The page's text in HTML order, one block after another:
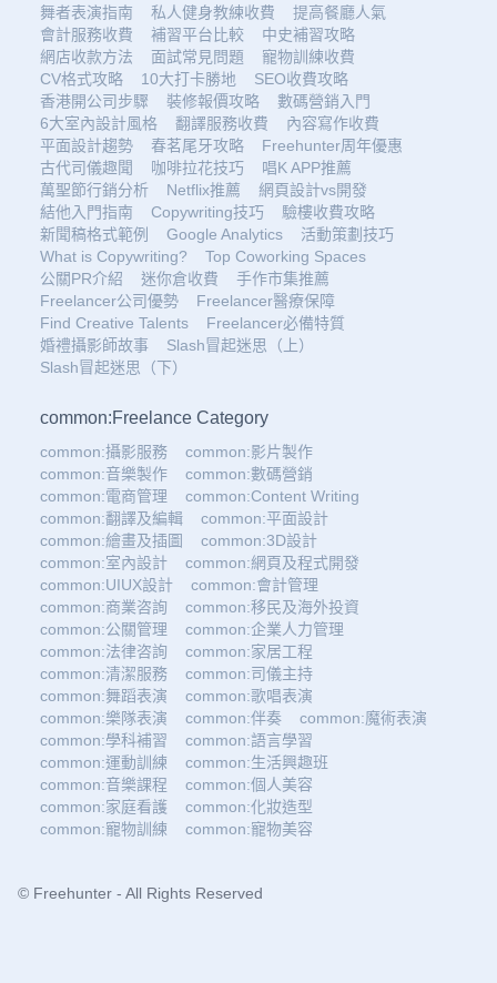
舞者表演指南
私人健身教練收費
提高餐廳人氣
會計服務收費
補習平台比較
中史補習攻略
網店收款方法
面試常見問題
寵物訓練收費
CV格式攻略
10大打卡勝地
SEO收費攻略
香港開公司步驟
裝修報價攻略
數碼營銷入門
6大室內設計風格
翻譯服務收費
內容寫作收費
平面設計趨勢
春茗尾牙攻略
Freehunter周年優惠
古代司儀趣聞
咖啡拉花技巧
唱K APP推薦
萬聖節行銷分析
Netflix推薦
網頁設計vs開發
結他入門指南
Copywriting技巧
驗樓收費攻略
新聞稿格式範例
Google Analytics
活動策劃技巧
What is Copywriting?
Top Coworking Spaces
公關PR介紹
迷你倉收費
手作市集推薦
Freelancer公司優勢
Freelancer醫療保障
Find Creative Talents
Freelancer必備特質
婚禮攝影師故事
Slash冒起迷思（上）
Slash冒起迷思（下）
common:Freelance Category
common:攝影服務
common:影片製作
common:音樂製作
common:數碼營銷
common:電商管理
common:Content Writing
common:翻譯及編輯
common:平面設計
common:繪畫及插圖
common:3D設計
common:室內設計
common:網頁及程式開發
common:UIUX設計
common:會計管理
common:商業咨詢
common:移民及海外投資
common:公關管理
common:企業人力管理
common:法律咨詢
common:家居工程
common:清潔服務
common:司儀主持
common:舞蹈表演
common:歌唱表演
common:樂隊表演
common:伴奏
common:魔術表演
common:學科補習
common:語言學習
common:運動訓練
common:生活興趣班
common:音樂課程
common:個人美容
common:家庭看護
common:化妝造型
common:寵物訓練
common:寵物美容
© Freehunter - All Rights Reserved